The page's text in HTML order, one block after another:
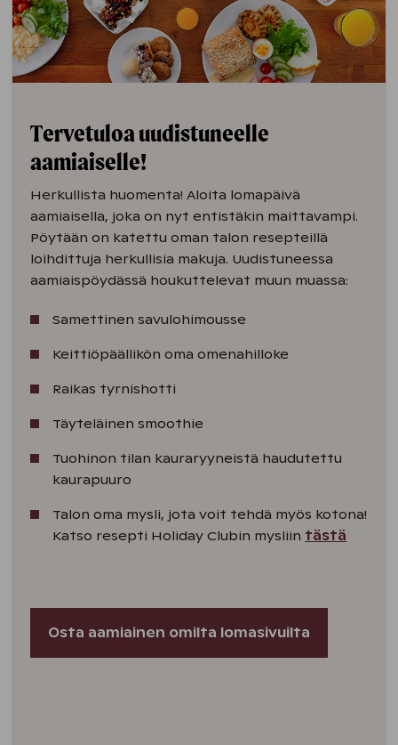
Tervetuloa uudistuneelle
aamiaiselle!
Herkullista huomenta! Aloita lomapäivä
aamiaisella, joka on nyt entistäkin maittavampi.
Pöytään on katettu oman talon resepteillä
loihdittuja herkullisia makuja. Uudistuneessa
aamiaispöydässä houkuttelevat muun muassa:
Samettinen savulohimousse
Keittiöpäällikön oma omenahilloke
Raikas tyrnishotti
Täyteläinen smoothie
Tuohinon tilan kauraryyneistä haudutettu
kaurapuuro
Talon oma mysli, jota voit tehdä myös kotona!
Katso resepti Holiday Clubin mysliin tästä
Osta aamiainen omilta lomasivuilta